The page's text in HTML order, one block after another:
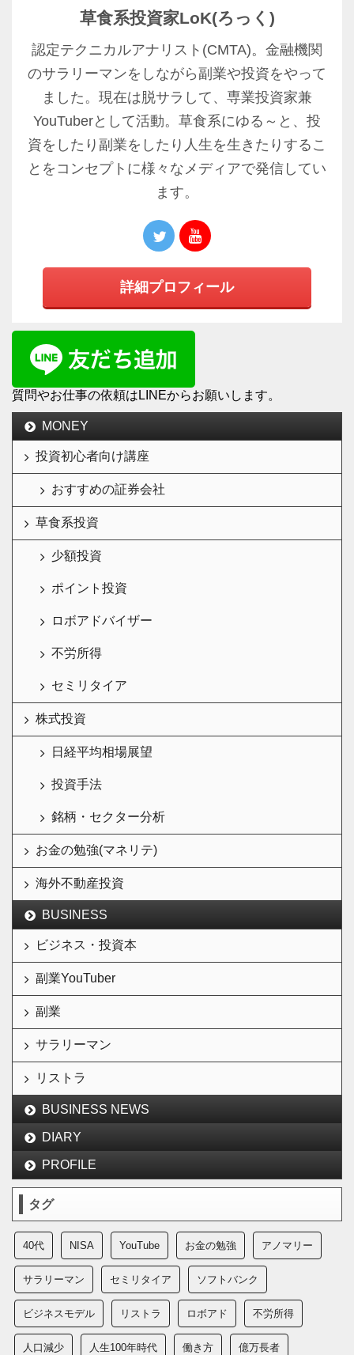
草食系投資家LoK(ろっく)
認定テクニカルアナリスト(CMTA)。金融機関
のサラリーマンをしながら副業や投資をやって
ました。現在は脱サラして、専業投資家兼
YouTuberとして活動。草食系にゆる～と、投
資をしたり副業をしたり人生を生きたりするこ
とをコンセプトに様々なメディアで発信してい
ます。
詳細プロフィール
質問やお仕事の依頼はLINEからお願いします。
MONEY
投資初心者向け講座
おすすめの証券会社
草食系投資
少額投資
ポイント投資
ロボアドバイザー
不労所得
セミリタイア
株式投資
日経平均相場展望
投資手法
銘柄・セクター分析
お金の勉強(マネリテ)
海外不動産投資
BUSINESS
ビジネス・投資本
副業YouTuber
副業
サラリーマン
リストラ
BUSINESS NEWS
DIARY
PROFILE
タグ
40代 NISA YouTube お金の勉強 アノマリー
サラリーマン セミリタイア ソフトバンク
ビジネスモデル リストラ ロボアド 不労所得
人口減少 人生100年時代 働き方 億万長者